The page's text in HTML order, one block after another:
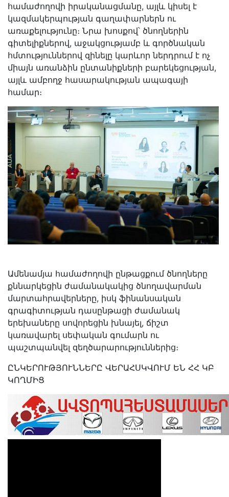
համաժողովի իրականացմանը, այլև կիսել է
կազմակերպության գաղափարներն ու
առաքելությունը։ Նրա խոսքով՝ ծնողներին
գիտելիքներով, աջակցությամբ և գործնական
հմտություններով զինելը կարևոր ներդրում է ոչ
միայն առանձին ընտանիքների բարեկեցության,
այլև ամբողջ հասարակության ապագայի
համար։
Ամենամյա համաժողովի ընթացքում ծնողները
քննարկեցին ժամանակակից ծնողավարման
մարտահրավերները, իսկ ֆինանսական
գրագիտության դասընթացի ժամանակ
երեխաները սովորեցին խնայել, ճիշտ
կառավարել սեփական գումարն ու
պաշտպանվել զեղծարարություններից։
ԸՆԿԵՐՈՒԹՅՈՒՆՆԵՐԸ ՎԵՐԱՀՍԿՎՈՒՄ ԵՆ ՀՀ ԿԲ
ԿՈՂՄԻՑ